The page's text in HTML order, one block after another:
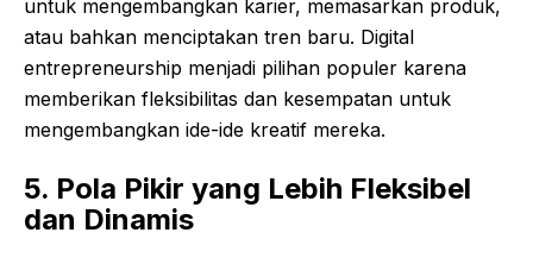
untuk mengembangkan karier, memasarkan produk,
atau bahkan menciptakan tren baru. Digital
entrepreneurship menjadi pilihan populer karena
memberikan fleksibilitas dan kesempatan untuk
mengembangkan ide-ide kreatif mereka.
5. Pola Pikir yang Lebih Fleksibel
dan Dinamis